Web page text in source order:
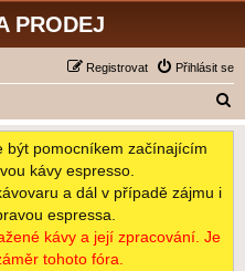
PRODEJ
Přihlásit se
Registrovat
l
být pomocníkem začínajícím
kávy espresso.
a dál v případě zájmu i
espressa.
kávy a její zpracování. Je
tohoto fóra.